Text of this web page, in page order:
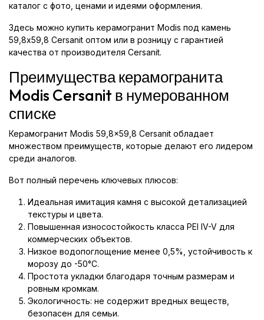
каталог с фото, ценами и идеями оформления.
Здесь можно купить керамогранит Modis под камень
59,8x59,8 Cersanit оптом или в розницу с гарантией
качества от производителя Cersanit.
Преимущества керамогранита
Modis Cersanit в нумерованном
списке
Керамогранит Modis 59,8x59,8 Cersanit обладает
множеством преимуществ, которые делают его лидером
среди аналогов.
Вот полный перечень ключевых плюсов:
Идеальная имитация камня с высокой детализацией
текстуры и цвета.
Повышенная износостойкость класса PEI IV-V для
коммерческих объектов.
Низкое водопоглощение менее 0,5%, устойчивость к
морозу до -50°C.
Простота укладки благодаря точным размерам и
ровным кромкам.
Экологичность: не содержит вредных веществ,
безопасен для семьи.